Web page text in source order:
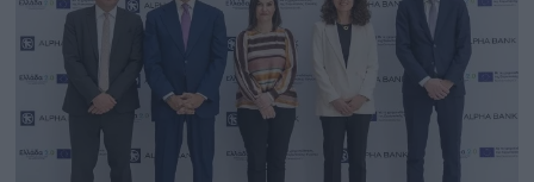
ΟΙΚΟΝΟΜΙΑ - ΕΠΙΧΕΙΡΗΣΕΙΣ
MY PROPERTY
ΚΑΡΑΜΠΟΛΕΣ